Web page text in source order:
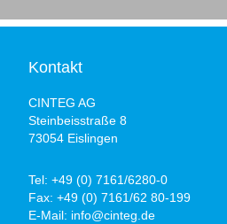
Kontakt
CINTEG AG
Steinbeisstraße 8
73054 Eislingen
Tel: +49 (0) 7161/6280-0
Fax: +49 (0) 7161/62 80-199
E-Mail: info@cinteg.de